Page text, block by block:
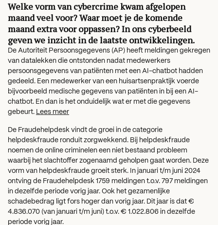
Welke vorm van cybercrime kwam afgelopen
maand veel voor? Waar moet je de komende
maand extra voor oppassen? In ons cyberbeeld
geven we inzicht in de laatste ontwikkelingen.
De Autoriteit Persoonsgegevens (AP) heeft meldingen gekregen
van datalekken die ontstonden nadat medewerkers
persoonsgegevens van patiënten met een AI-chatbot hadden
gedeeld. Een medewerker van een huisartsenpraktijk voerde
bijvoorbeeld medische gegevens van patiënten in bij een AI-
chatbot. En dan is het onduidelijk wat er met die gegevens
gebeurt. Lees meer
De Fraudehelpdesk vindt de groei in de categorie
helpdeskfraude ronduit zorgwekkend. Bij helpdeskfraude
noemen de online criminelen een niet bestaand probleem
waarbij het slachtoffer zogenaamd geholpen gaat worden. Deze
vorm van helpdeskfraude groeit sterk. In januari t/m juni 2024
ontving de Fraudehelpdesk 1759 meldingen t.o.v. 797 meldingen
in dezelfde periode vorig jaar. Ook het gezamenlijke
schadebedrag ligt fors hoger dan vorig jaar. Dit jaar is dat €
4.836.070 (van januari t/m juni) t.o.v. € 1.022.806 in dezelfde
periode vorig jaar.